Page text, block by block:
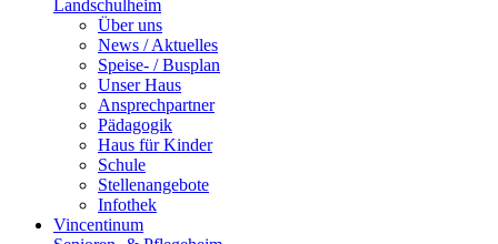
Landschulheim
Über uns
News / Aktuelles
Speise- / Busplan
Unser Haus
Ansprechpartner
Pädagogik
Haus für Kinder
Schule
Stellenangebote
Infothek
Vincentinum